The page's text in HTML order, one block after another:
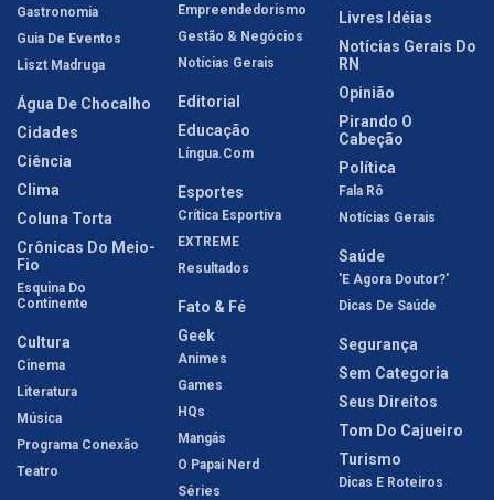
Gastronomia
Guia De Eventos
Liszt Madruga
Água De Chocalho
Cidades
Ciência
Clima
Coluna Torta
Crônicas Do Meio-
Fio
Esquina Do
Continente
Cultura
Cinema
Literatura
Música
Programa Conexão
Teatro
Empreendedorismo
Gestão & Negócios
Notícias Gerais
Editorial
Educação
Língua.com
Esportes
Crítica Esportiva
EXTREME
Resultados
Fato & Fé
Geek
Animes
Games
HQs
Mangás
O Papai Nerd
Séries
Livres Idéias
Notícias Gerais Do
RN
Opinião
Pirando O
Cabeção
Política
Fala Rô
Notícias Gerais
Saúde
'E Agora Doutor?'
Dicas De Saúde
Segurança
Sem Categoria
Seus Direitos
Tom Do Cajueiro
Turismo
Dicas E Roteiros